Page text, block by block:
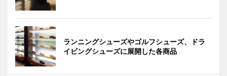
ランニングシューズやゴルフシューズ、ドラ
イビングシューズに展開した各商品